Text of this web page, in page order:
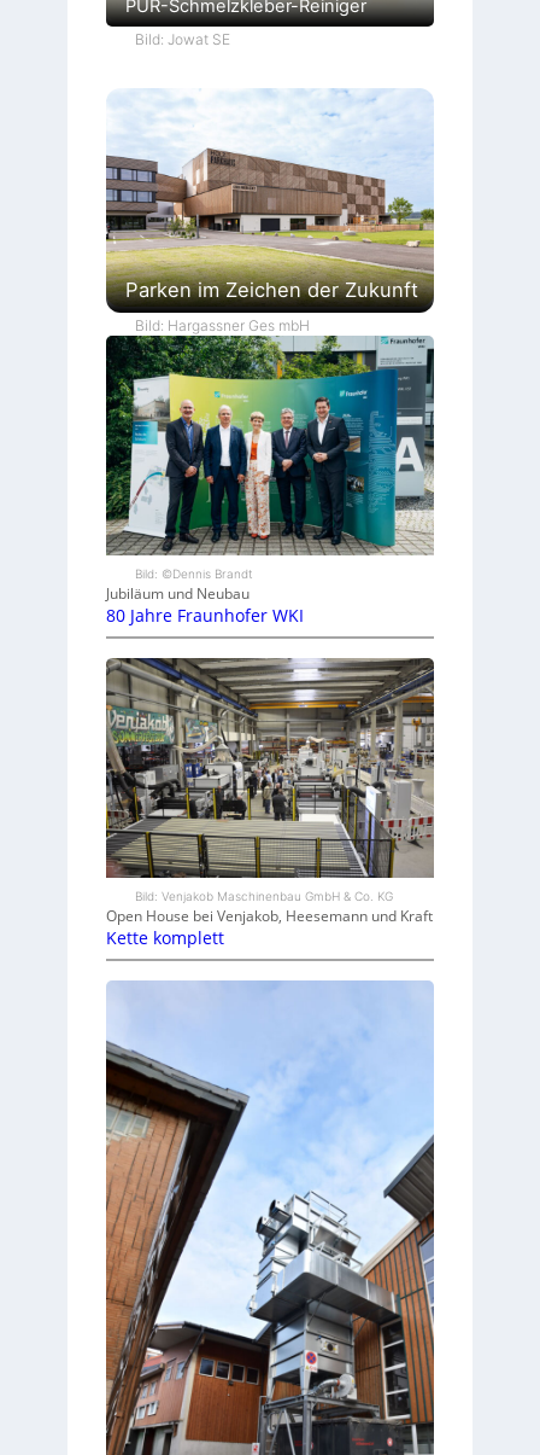
PUR-Schmelzkleber-Reiniger
Bild: Jowat SE
Parken im Zeichen der Zukunft
Bild: Hargassner Ges mbH
Bild: ©Dennis Brandt
Jubiläum und Neubau
80 Jahre Fraunhofer WKI
Bild: Venjakob Maschinenbau GmbH & Co. KG
Open House bei Venjakob, Heesemann und Kraft
Kette komplett